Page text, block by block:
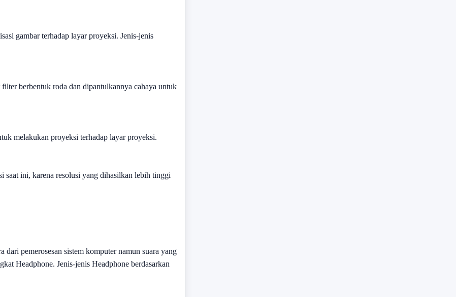
gambar terhadap layar proyeksi. Jenis-jenis
berbentuk roda dan dipantulkannya cahaya untuk
melakukan proyeksi terhadap layar proyeksi.
saat ini, karena resolusi yang dihasilkan lebih tinggi
pemerosesan sistem komputer namun suara yang
Headphone. Jenis-jenis Headphone berdasarkan